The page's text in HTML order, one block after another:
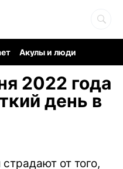
Акулы и люди
2022 года
день в
от того,